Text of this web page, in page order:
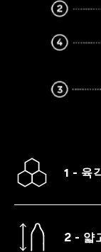
1 - 육
가장
2 - 얇